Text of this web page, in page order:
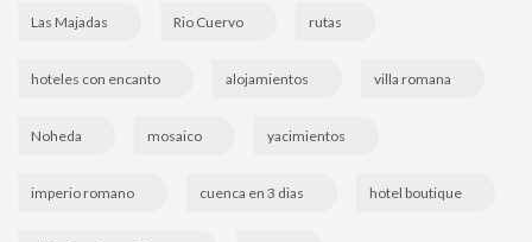
Las Majadas Rio Cuervo rutas
hoteles con encanto alojamientos villa romana
Noheda mosaico yacimientos
imperio romano cuenca en 3 dias hotel boutique